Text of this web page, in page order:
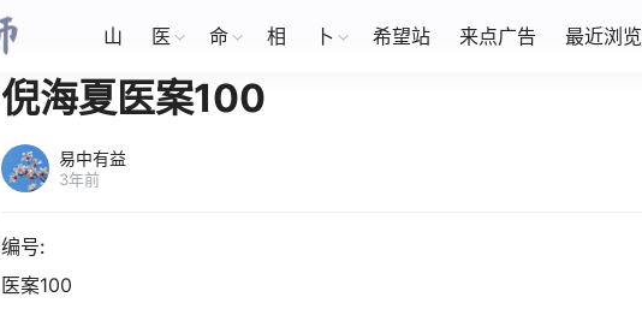
山 医 命 相 卜 希望站 来点广告 最近浏
倪海夏医案100
易中有益
3年前
编号:
医案100